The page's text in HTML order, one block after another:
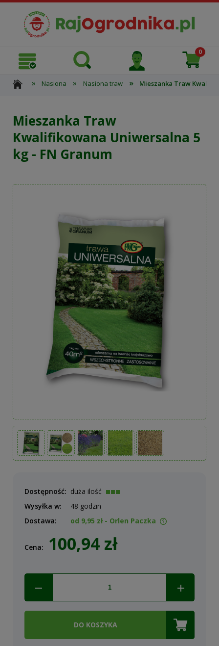
» Nasiona » Nasiona traw » Mieszanka Traw
Mieszanka Traw
Kwalifikowana Uniwersalna 5
kg - FN Granum
Dostępność: duża ilość
Wysyłka w:
48 godzin
Dostawa:
od 9,95 zł - Orlen Paczka
Cena: 100,94 zł
DO KOSZYKA